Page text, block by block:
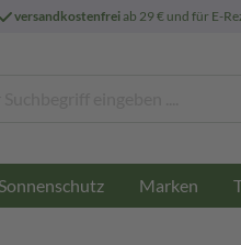
versandkostenfreiab 29 € und für E-
Sonnenschutz Marken